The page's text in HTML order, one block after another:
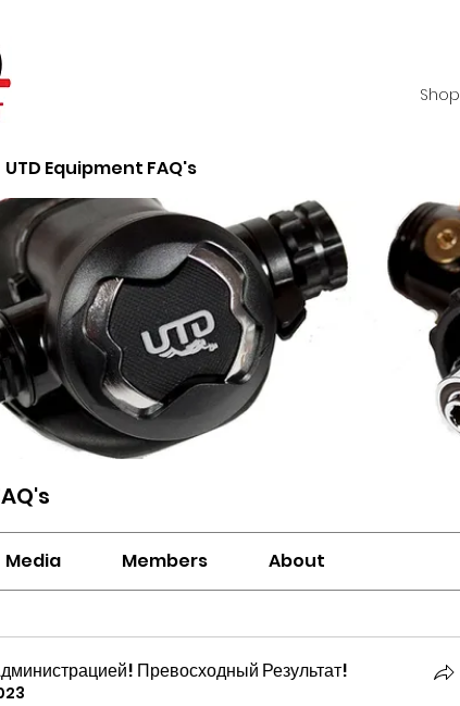
Shop
UTD Equipment FAQ's
Media Members About
Превосходный Результат!